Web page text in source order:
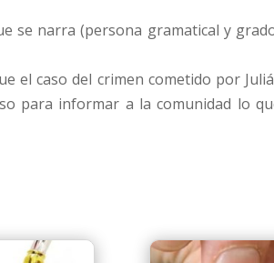
se narra (persona gramatical y
el caso del crimen cometido por
para informar a la comunidad lo